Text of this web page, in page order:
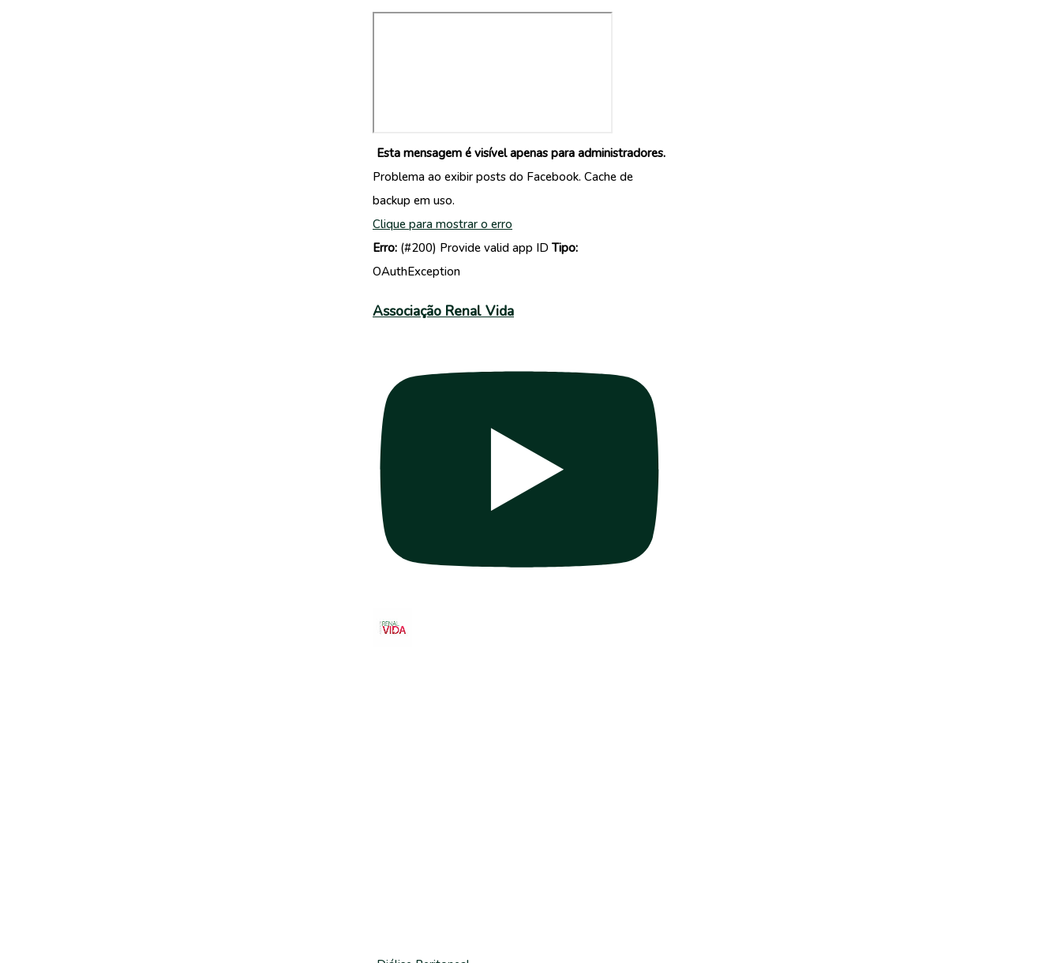
Esta mensagem é visível apenas para administradores.
Problema ao exibir posts do Facebook. Cache de
backup em uso.
Clique para mostrar o erro
Erro: (#200) Provide valid app ID Tipo:
OAuthException
Associação Renal Vida